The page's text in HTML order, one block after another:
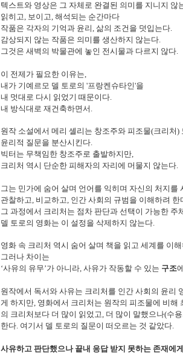
텍스트와 영상은 그 자체로 완결된 의미를 지니지 않
읽히고, 보이고, 해석되는 순간마다
작품은 각자의 기억과 윤리, 삶의 조건을 덧입는다.
감상되지 않는 작품은 의미를 생산하지 않는다.
그것은 새벽의 박물관에 놓인 전시물과 다르지 않다.
이 전제가 필요한 이유는,
내가 기예르모 델 토로의 '프랑켄슈타인'을
내 멋대로 다시 읽었기 때문이다.
내 방식대로 재건축하면서 .
원작 소설에서 메리 셸리는 창조주와 피조물(크리처)
윤리적 질문을 분산시킨다.
빅터는 무책임한 창조주로 출발하지만,
크리처 역시 단순한 피해자의 자리에 머물지 않는다.
그는 민가에 숨어 살며 언어를 익히며 자신의 처지를
관찰하고, 비교하고, 인간 사회의 규범을 이해하려 한
그 과정에서 크리처는 점차 판단과 선택이 가능한 주
델 토로의 영화는 이 설정을 삭제하지 않는다.
영화 속 크리처 역시 숨어 살며 책을 읽고 세계를 이
그러나 차이는
‘사유의 유무’가 아니라, 사유가 작동할 수 있는 구조
원작에서 독서와 사유는 크리처를 인간 사회의 윤리
게 하지만, 영화에서 크리처는 원작의 피조물에 비해
의 크리처보다 더 많이 읽었고, 더 많이 말했으나(수
한다. 여기서 델 토로의 질문이 떠오르는 것 같았다.
사유하고 판단했으나 끝내 응답 받지 못하는 존재에게